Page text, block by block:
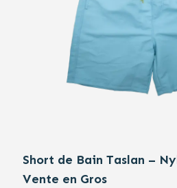
Short de Bain Taslan –
Vente en Gros